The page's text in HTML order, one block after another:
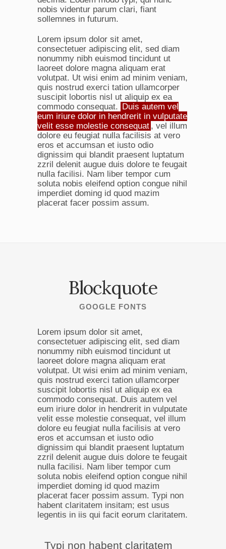
nobis videntur parum clari, fiant
sollemnes in futurum.
Lorem ipsum dolor sit amet,
consectetuer adipiscing elit, sed diam
nonummy nibh euismod tincidunt ut
laoreet dolore magna aliquam erat
volutpat. Ut wisi enim ad minim veniam,
quis nostrud exerci tation ullamcorper
suscipit lobortis nisl ut aliquip ex ea
commodo consequat. Duis autem vel
eum iriure dolor in hendrerit in vulputate
velit esse molestie consequat , vel illum
dolore eu feugiat nulla facilisis at vero
eros et accumsan et iusto odio
dignissim qui blandit praesent luptatum
zzril delenit augue duis dolore te feugait
nulla facilisi. Nam liber tempor cum
soluta nobis eleifend option congue nihil
imperdiet doming id quod mazim
placerat facer possim assum.
Blockquote
GOOGLE FONTS
Lorem ipsum dolor sit amet,
consectetuer adipiscing elit, sed diam
nonummy nibh euismod tincidunt ut
laoreet dolore magna aliquam erat
volutpat. Ut wisi enim ad minim veniam,
quis nostrud exerci tation ullamcorper
suscipit lobortis nisl ut aliquip ex ea
commodo consequat. Duis autem vel
eum iriure dolor in hendrerit in vulputate
velit esse molestie consequat, vel illum
dolore eu feugiat nulla facilisis at vero
eros et accumsan et iusto odio
dignissim qui blandit praesent luptatum
zzril delenit augue duis dolore te feugait
nulla facilisi. Nam liber tempor cum
soluta nobis eleifend option congue nihil
imperdiet doming id quod mazim
placerat facer possim assum. Typi non
habent claritatem insitam; est usus
legentis in iis qui facit eorum claritatem.
Typi non habent claritatem